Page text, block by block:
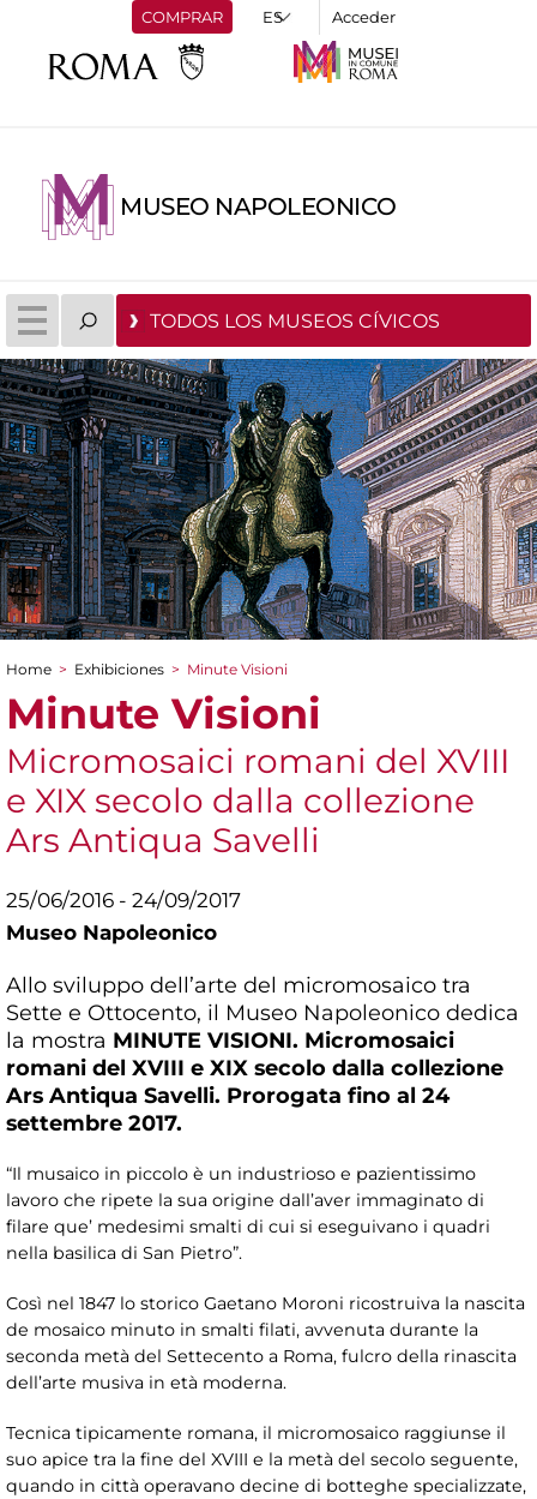
COMPRAR Acceder
MUSEO NAPOLEONICO
TODOS LOS MUSEOS CÍVICOS
You are here
Home > Exhibiciones > Minute Visioni
Minute Visioni
Micromosaici romani del XVIII
e XIX secolo dalla collezione
Ars Antiqua Savelli
25/06/2016 - 24/09/2017
Museo Napoleonico
Allo sviluppo dell’arte del micromosaico tra
Sette e Ottocento, il Museo Napoleonico dedica
la mostra MINUTE VISIONI. Micromosaici
romani del XVIII e XIX secolo dalla collezione
Ars Antiqua Savelli. Prorogata fino al 24
settembre 2017.
“Il musaico in piccolo è un industrioso e pazientissimo
lavoro che ripete la sua origine dall’aver immaginato di
filare que’ medesimi smalti di cui si eseguivano i quadri
nella basilica di San Pietro”.
Così nel 1847 lo storico Gaetano Moroni ricostruiva la nascita
de mosaico minuto in smalti filati, avvenuta durante la
seconda metà del Settecento a Roma, fulcro della rinascita
dell’arte musiva in età moderna.
Tecnica tipicamente romana, il micromosaico raggiunse il
suo apice tra la fine del XVIII e la metà del secolo seguente,
quando in città operavano decine di botteghe specializzate,